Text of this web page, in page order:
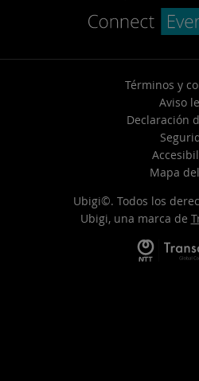
Términos y
Aviso
Declaración
Mapa
Ubigi©. Todos los
Ubigi, una marca de